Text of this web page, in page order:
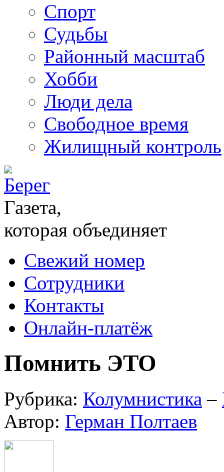
Спорт
Судьбы
Районный масштаб
Хобби
Люди дела
Свободное время
Жилищный контроль
Газета,
которая объединяет
Свежий номер
Сотрудники
Контакты
Онлайн-платёж
Помнить ЭТО
Рубрика: Колумнистика –
Автор: Герман Полтаев